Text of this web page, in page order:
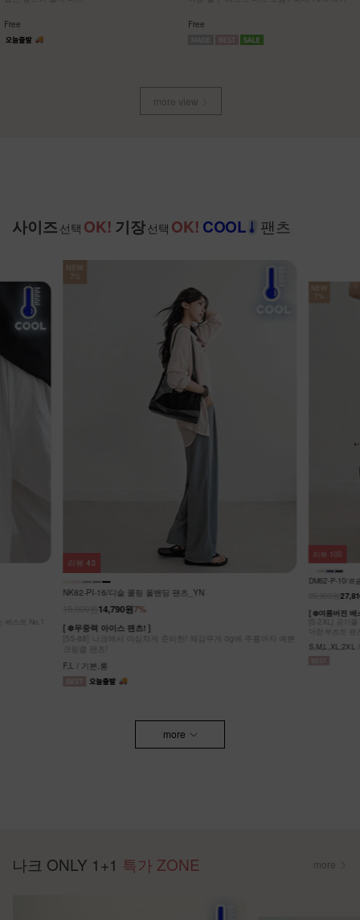
Free Free
more view
사이즈 선택 OK! 기장선택 OK! COOL 팬츠
름까지 예쁜
NEW
7%
DM62-P-10/르솜 리오셀 부츠컷팬츠_YN
7%
27,810원
[ ❄️여름버전 베스트셀러의 슬림 부츠컷 버전 ❄️ ]
[S-2XL] 공기를 입은 듯 가볍고 뛰어난 신축성 원단에 슬림함을
더한 부츠컷 팬츠!
S,M,L,XL,2XL / 숏,기본,롱
리뷰100
DM52-P-32/팅
[S~2XL] 숏기
여성스러움도
S,M,L,XL,2XL
리뷰 64
more
나크 ONLY 1+1 특가 ZONE more